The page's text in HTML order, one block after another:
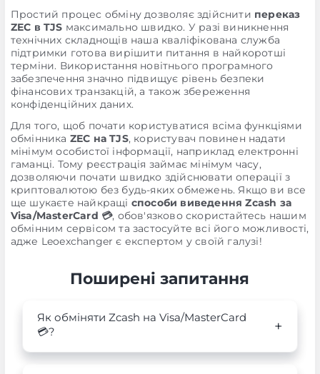
Простий процес обміну дозволяє здійснити переказ
ZEC в TJS максимально швидко. У разі виникнення
технічних складнощів наша кваліфікована служба
підтримки готова вирішити питання в найкоротші
терміни. Використання новітнього програмного
забезпечення значно підвищує рівень безпеки
фінансових транзакцій, а також збереження
конфіденційних даних.
Для того, щоб почати користуватися всіма функціями
обмінника ZEC на TJS, користувач повинен надати
мінімум особистої інформації, наприклад електронні
гаманці. Тому реєстрація займає мінімум часу,
дозволяючи почати швидко здійснювати операції з
криптовалютою без будь-яких обмежень. Якщо ви все
ще шукаєте найкращі способи виведення Zcash за
Visa/MasterCard 💳, обов'язково скористайтесь нашим
обмінним сервісом та застосуйте всі його можливості,
адже Leoexchanger є експертом у своїй галузі!
Поширені запитання
Як обміняти Zcash на Visa/MasterCard
💳?